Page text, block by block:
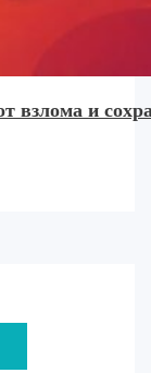
взлома и